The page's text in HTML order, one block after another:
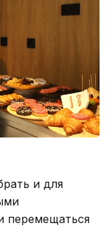
и для
перемещаться